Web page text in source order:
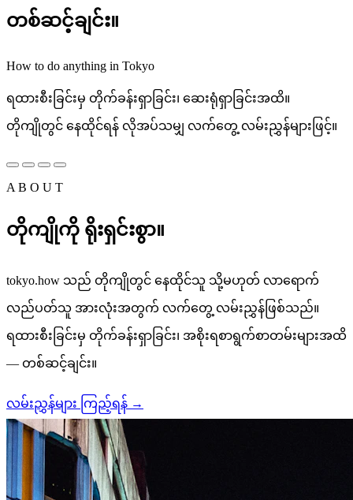
တစ်ဆင့်ချင်း။
How to do anything in Tokyo
ရထားစီးခြင်းမှ တိုက်ခန်းရှာခြင်း၊ ဆေးရုံရှာခြင်းအထိ။
တိုကျိုတွင် နေထိုင်ရန် လိုအပ်သမျှ လက်တွေ့ လမ်းညွှန်များဖြင့်။
A B O U T
တိုကျိုကို ရိုးရှင်းစွာ။
tokyo.how သည် တိုကျိုတွင် နေထိုင်သူ သို့မဟုတ် လာရောက်
လည်ပတ်သူ အားလုံးအတွက် လက်တွေ့ လမ်းညွှန်ဖြစ်သည်။
ရထားစီးခြင်းမှ တိုက်ခန်းရှာခြင်း၊ အစိုးရစာရွက်စာတမ်းများအထိ
— တစ်ဆင့်ချင်း။
လမ်းညွှန်များ ကြည့်ရန် →